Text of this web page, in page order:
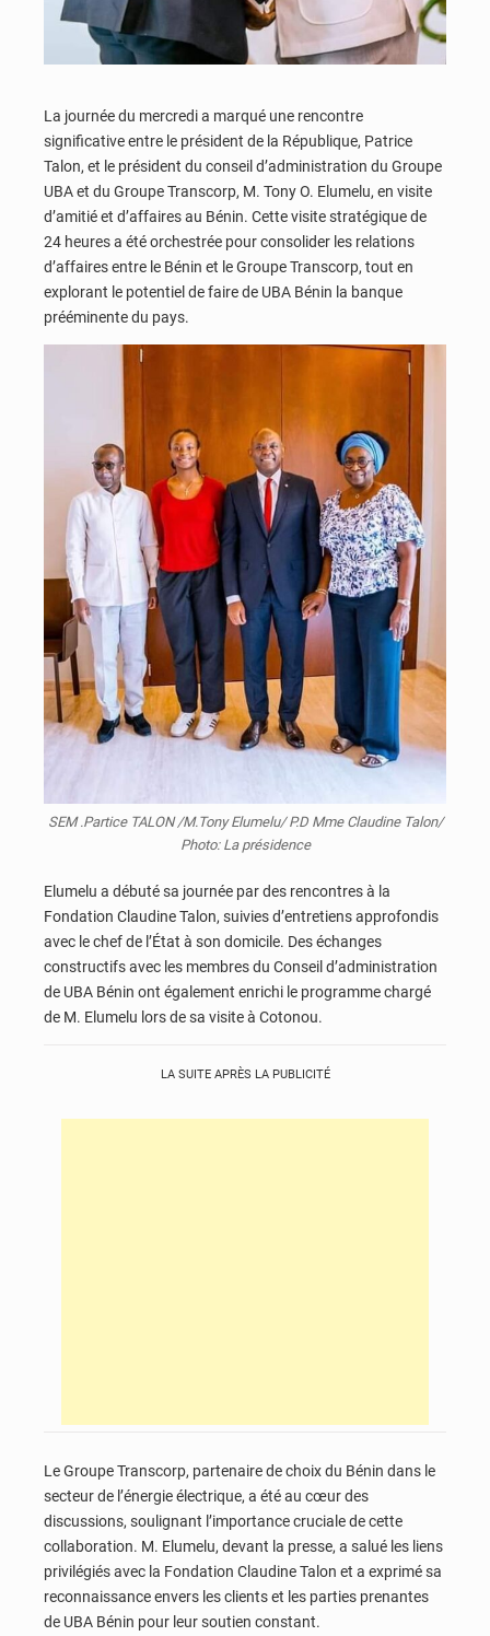
La journée du mercredi a marqué une rencontre
significative entre le président de la République, Patrice
Talon, et le président du conseil d’administration du Groupe
UBA et du Groupe Transcorp, M. Tony O. Elumelu, en visite
d’amitié et d’affaires au Bénin. Cette visite stratégique de
24 heures a été orchestrée pour consolider les relations
d’affaires entre le Bénin et le Groupe Transcorp, tout en
explorant le potentiel de faire de UBA Bénin la banque
prééminente du pays.
SEM .Partice TALON /M.Tony Elumelu/ P.D Mme Claudine Talon/
Photo: La présidence
Elumelu a débuté sa journée par des rencontres à la
Fondation Claudine Talon, suivies d’entretiens approfondis
avec le chef de l’État à son domicile. Des échanges
constructifs avec les membres du Conseil d’administration
de UBA Bénin ont également enrichi le programme chargé
de M. Elumelu lors de sa visite à Cotonou.
LA SUITE APRÈS LA PUBLICITÉ
Le Groupe Transcorp, partenaire de choix du Bénin dans le
secteur de l’énergie électrique, a été au cœur des
discussions, soulignant l’importance cruciale de cette
collaboration. M. Elumelu, devant la presse, a salué les liens
privilégiés avec la Fondation Claudine Talon et a exprimé sa
reconnaissance envers les clients et les parties prenantes
de UBA Bénin pour leur soutien constant.